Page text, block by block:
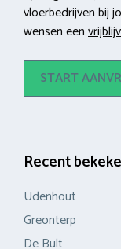
vloerbedrijven bij
wensen een
START
Recent
Udenhout
Greonterp
De Bult